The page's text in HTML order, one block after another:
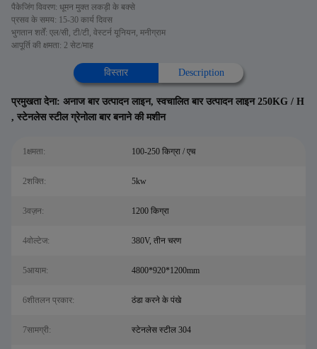
पैकेजिंग विवरण: धूमन मुक्त लकड़ी के बक्से
प्रसव के समय: 15-30 कार्य दिवस
भुगतान शर्तें: एल/सी, टी/टी, वेस्टर्न यूनियन, मनीग्राम
आपूर्ति की क्षमता: 2 सेट/माह
विस्तार Description
प्रमुखता देना: अनाज बार उत्पादन लाइन, स्वचालित बार उत्पादन लाइन 250KG / H
, स्टेनलेस स्टील ग्रेनोला बार बनाने की मशीन
1क्षमता: 100-250 किग्रा / एच
2शक्ति: 5kw
3वज़न: 1200 किग्रा
4वोल्टेज: 380V, तीन चरण
5आयाम: 4800*920*1200mm
6शीतलन प्रकार: ठंडा करने के पंखे
7सामग्री: स्टेनलेस स्टील 304